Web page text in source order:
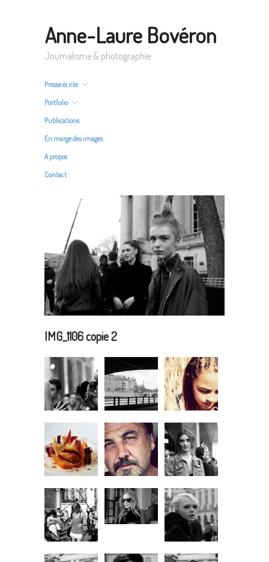
Anne-Laure Bovéron
Journalisme & photographie
Presse écrite
Portfolio
Publications
En marge des images
A propos
Contact
IMG_1106 copie 2